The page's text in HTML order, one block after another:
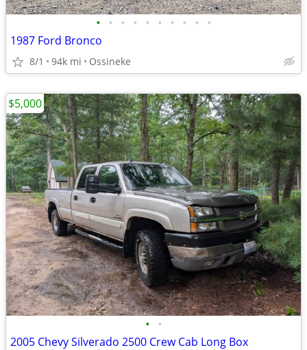
• • • • • • • • • •
1987 Ford Bronco
8/1 94k mi Ossineke
• •
2005 Chevy Silverado 2500 Crew Cab Long Box
$5,000